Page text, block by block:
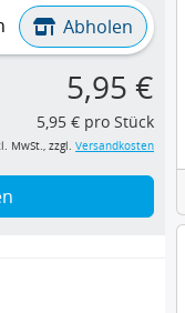
Abholen
5,95 €
5,95 € pro Stück
MwSt., zzgl. Versandkosten